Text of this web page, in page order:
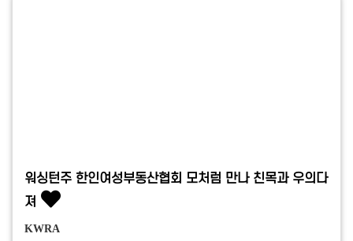
워싱턴주 한인여성부동산협회 모처럼 만나 친목과 우의다
져
KWRA